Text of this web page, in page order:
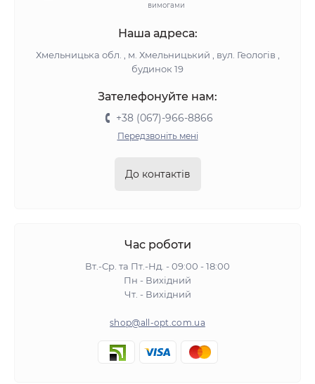
вимогами
Наша адреса:
Хмельницька обл. , м. Хмельницький , вул. Геологів ,
будинок 19
Зателефонуйте нам:
+38 (067)-966-8866
Передзвоніть мені
До контактів
Час роботи
Вт.-Ср. та Пт.-Нд. - 09:00 - 18:00
Пн - Вихідний
Чт. - Вихідний
shop@all-opt.com.ua